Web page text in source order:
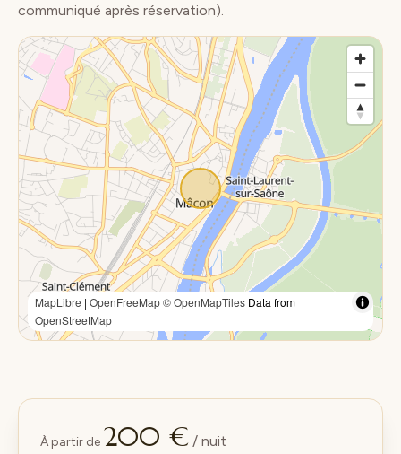
communiqué après réservation).
MapLibre | OpenFreeMap© OpenMapTiles Data from
OpenStreetMap
À partir de 200 € / nuit